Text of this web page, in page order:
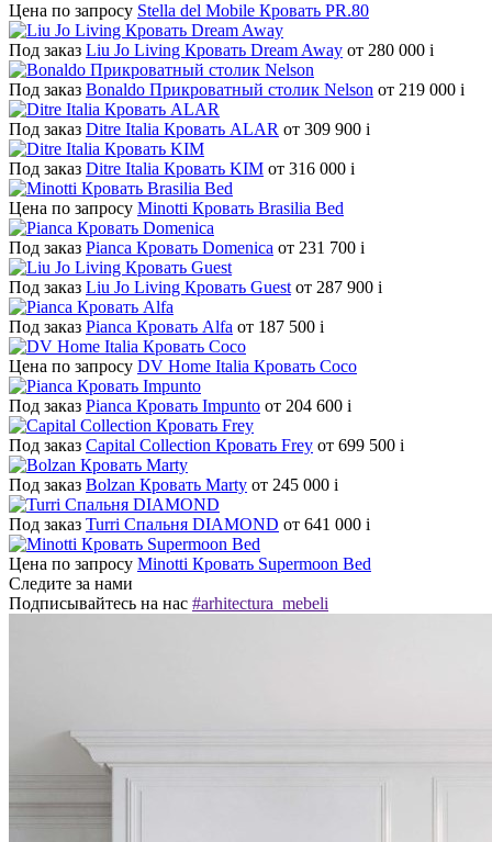
Цена по запросу Stella del Mobile Кровать PR.80
Под заказ Liu Jo Living Кровать Dream Away от 280 000 i
Под заказ Bonaldo Прикроватный столик Nelson от 219 000 i
Под заказ Ditre Italia Кровать ALAR от 309 900 i
Под заказ Ditre Italia Кровать KIM от 316 000 i
Цена по запросу Minotti Кровать Brasilia Bed
Под заказ Pianca Кровать Domenica от 231 700 i
Под заказ Liu Jo Living Кровать Guest от 287 900 i
Под заказ Pianca Кровать Alfa от 187 500 i
Цена по запросу DV Home Italia Кровать Coco
Под заказ Pianca Кровать Impunto от 204 600 i
Под заказ Capital Collection Кровать Frey от 699 500 i
Под заказ Bolzan Кровать Marty от 245 000 i
Под заказ Turri Спальня DIAMOND от 641 000 i
Цена по запросу Minotti Кровать Supermoon Bed
Следите за нами
Подписывайтесь на нас #arhitectura_mebeli